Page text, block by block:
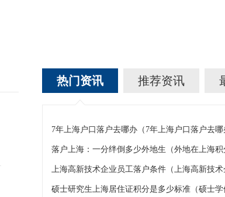
热门资讯 推荐资讯
7年上海户口落户去哪办（7年上海户口落户去哪
上海高新技术企业员工落户条件（上海高新技术
硕士研究生上海居住证积分是多少标准（硕士学